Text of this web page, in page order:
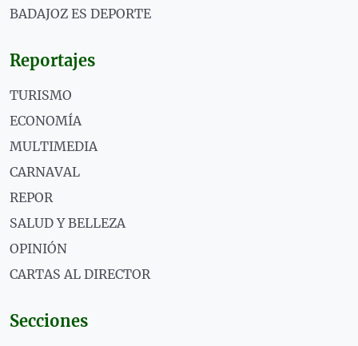
BADAJOZ ES DEPORTE
Reportajes
TURISMO
ECONOMÍA
MULTIMEDIA
CARNAVAL
REPOR
SALUD Y BELLEZA
OPINIÓN
CARTAS AL DIRECTOR
Secciones